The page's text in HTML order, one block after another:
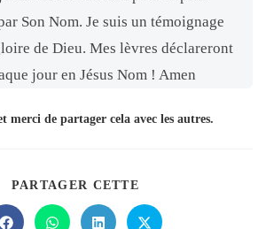
Son Nom. Je suis un témoignage
de Dieu. Mes lèvres déclareront
jour en Jésus Nom ! Amen
merci de partager cela avec les autres.
PARTAGER CETTE